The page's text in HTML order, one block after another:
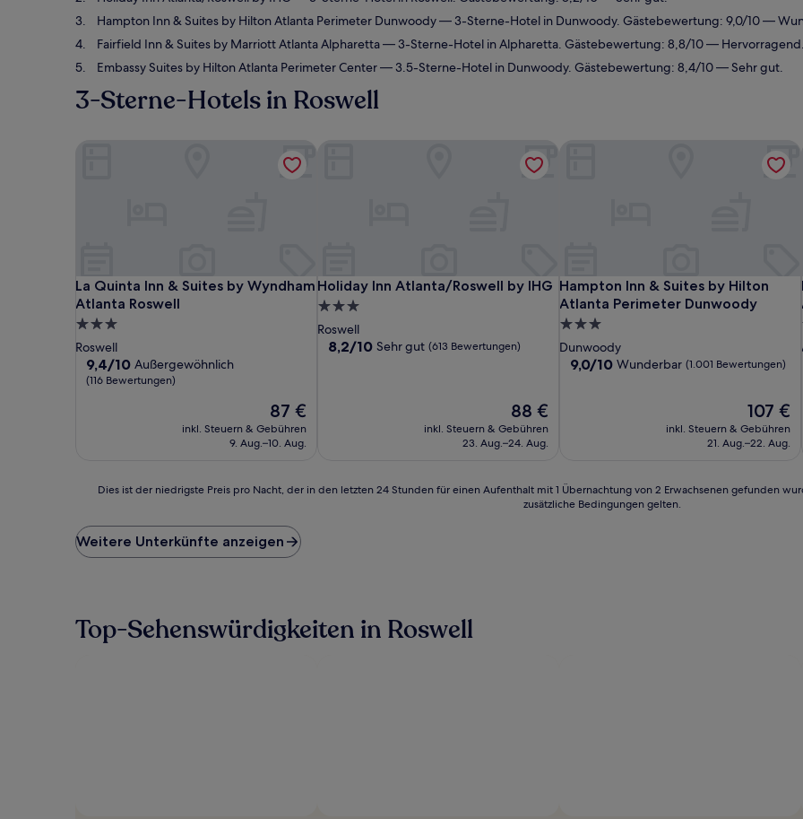
Hampton Inn & Suites by Hilton Atlanta Perimeter Dunwoody— 3-Sterne-Hotel in Dunwoody. Gästebewertung: 9,0/10 —
Fairfield Inn & Suites by Marriott Atlanta Alpharetta— 3-Sterne-Hotel in Alpharetta. Gästebewertung: 8,8/10 — Hervorragend.
Embassy Suites by Hilton Atlanta Perimeter Center— 3.5-Sterne-Hotel in Dunwoody. Gästebewertung: 8,4/10 — Sehr gut.
3-Sterne-Hotels in Roswell
La Quinta Inn & Suites by Wyndham
Atlanta Roswell
La Quinta Inn & Suites by Wyndham Atlanta Roswell
3.0-
Sterne-
Unterkunft
Roswell
9.4
von
9,4/10 Außergewöhnlich
(116 Bewertungen)
Der
Preis
beträgt
87 €
inkl. Steuern & Gebühren
9. Aug.–10. Aug.
La Quinta Inn & Suites by Wyndham Atlanta Roswell
Holiday Inn Atlanta/Roswell by IHG
Holiday Inn Atlanta/Roswell by IHG
3.0-
Sterne-
Unterkunft
Roswell
8.2
8,2/10 Sehr gut (613 Bewertungen)
Der
Preis
beträgt
88 €
inkl. Steuern & Gebühren
23. Aug.–24. Aug.
Holiday Inn Atlanta/Roswell by IHG
Hampton Inn & Suites by Hilton
Atlanta Perimeter Dunwoody
Hampton Inn & Suites by Hilton
3.0-
Sterne-
Unterkunft
Dunwoody
9.0
9,0/10 Wunderbar (1.001 Bewertungen)
Der
Preis
beträgt
107 €
inkl. Steuern & Gebühren
21. Aug.–22. Aug.
Hampton Inn & Suites by Hilton
der
niedrigste
Preis
in
den
Dies ist der niedrigste Preis pro Nacht, der in den letzten 24 Stunden für einen Aufenthalt mit 1 Übernachtung von 2 Erwachsenen gefunden
zusätzliche Bedingungen gelten.
Weitere Unterkünfte anzeigen
Top-Sehenswürdigkeiten in Roswell